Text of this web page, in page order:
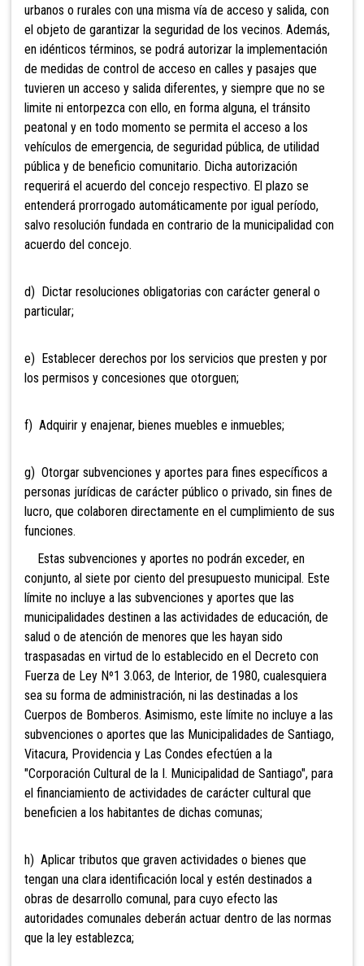
urbanos o rurales con una misma vía de acceso y salida, con
el objeto de garantizar la seguridad de los vecinos. Además,
en idénticos términos, se podrá autorizar la implementación
de medidas de control de acceso en calles y pasajes que
tuvieren un acceso y salida diferentes, y siempre que no se
limite ni entorpezca con ello, en forma alguna, el tránsito
peatonal y en todo momento se permita el acceso a los
vehículos de emergencia, de seguridad pública, de utilidad
pública y de beneficio comunitario. Dicha autorización
requerirá el acuerdo del concejo respectivo. El plazo se
entenderá prorrogado automáticamente por igual período,
salvo resolución fundada en contrario de la municipalidad con
acuerdo del concejo.
d) Dictar resoluciones obligatorias con carácter general o
particular;
e) Establecer derechos por los servicios que presten y por
los permisos y concesiones que otorguen;
f) Adquirir y enajenar, bienes muebles e inmuebles;
g) Otorgar subvenciones y aportes para fines específicos a
personas jurídicas de carácter público o privado, sin fines de
lucro, que colaboren directamente en el cumplimiento de sus
funciones.
Estas subvenciones y aportes no podrán exceder, en
conjunto, al siete por ciento del presupuesto municipal. Este
límite no incluye a las subvenciones y aportes que las
municipalidades destinen a las actividades de educación, de
salud o de atención de menores que les hayan sido
traspasadas en virtud de lo establecido en el Decreto con
Fuerza de Ley Nº1 3.063, de Interior, de 1980, cualesquiera
sea su forma de administración, ni las destinadas a los
Cuerpos de Bomberos. Asimismo, este límite no incluye a las
subvenciones o aportes que las Municipalidades de Santiago,
Vitacura, Providencia y Las Condes efectúen a la
"Corporación Cultural de la I. Municipalidad de Santiago", para
el financiamiento de actividades de carácter cultural que
beneficien a los habitantes de dichas comunas;
h) Aplicar tributos que graven actividades o bienes que
tengan una clara identificación local y estén destinados a
obras de desarrollo comunal, para cuyo efecto las
autoridades comunales deberán actuar dentro de las normas
que la ley establezca;